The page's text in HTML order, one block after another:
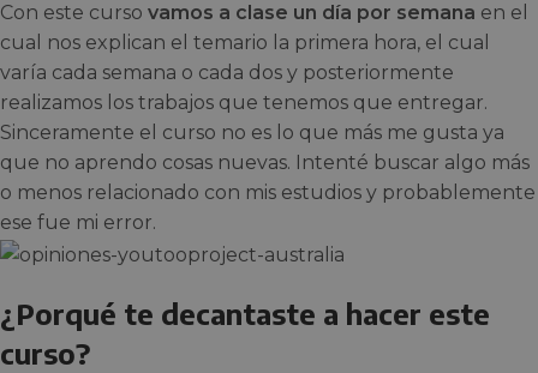
Con este curso vamos a clase un día por semana en el
cual nos explican el temario la primera hora, el cual
varía cada semana o cada dos y posteriormente
realizamos los trabajos que tenemos que entregar.
Sinceramente el curso no es lo que más me gusta ya
que no aprendo cosas nuevas. Intenté buscar algo más
o menos relacionado con mis estudios y probablemente
ese fue mi error.
¿Porqué te decantaste a hacer este
curso?